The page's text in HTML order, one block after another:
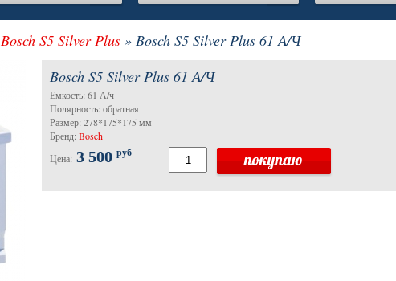
Bosch S5 Silver Plus » Bosch S5 Silver Plus 61 А/Ч
Bosch S5 Silver Plus 61 А/Ч
Емкость: 61 А/ч
Полярность: обратная
Размер: 278*175*175 мм
Бренд: Bosch
Цена: 3 500 руб